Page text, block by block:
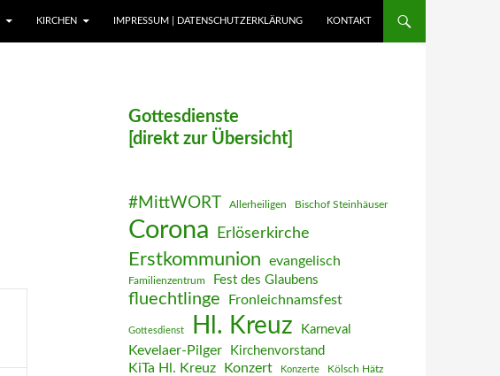
KIRCHEN IMPRESSUM | DATENSCHUTZERKLÄRUNG KONTAKT
Gottesdienste
[direkt zur Übersicht]
#MittWORT Allerheiligen Bischof Steinhäuser
Corona Erlöserkirche
Erstkommunion evangelisch
Familienzentrum Fest des Glaubens
fluechtlinge Fronleichnamsfest
Gottesdienst Hl. Kreuz Karneval
Kevelaer-Pilger Kirchenvorstand
KiTa Hl. Kreuz Konzert Konzerte Kölsch Hätz